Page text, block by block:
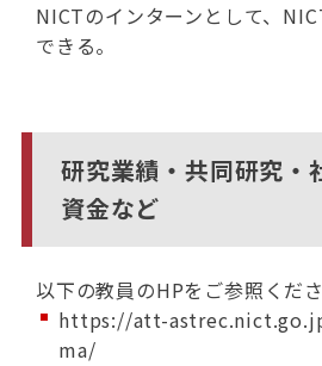
NICTのインターンとして、
できる。
研究業績・共同研究・
資金など
以下の教員のHPをご参照くださ
https://att-
ma/